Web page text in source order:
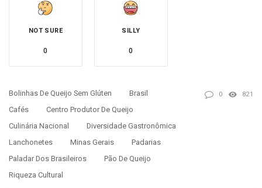
NOT SURE
0
SILLY
0
Bolinhas De Queijo Sem Glúten
Brasil
Cafés
Centro Produtor De Queijo
Culinária Nacional
Diversidade Gastronômica
Lanchonetes
Minas Gerais
Padarias
Paladar Dos Brasileiros
Pão De Queijo
Riqueza Cultural
0 821